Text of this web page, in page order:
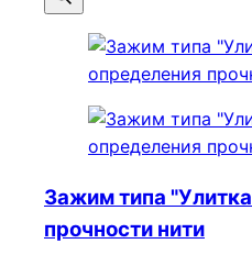
Зажим типа
прочности нити